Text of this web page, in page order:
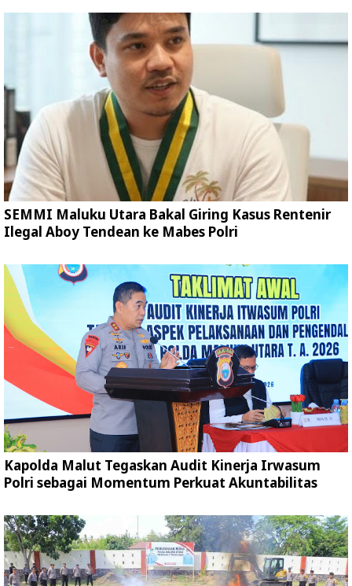
SEMMI Maluku Utara Bakal Giring Kasus Rentenir
Ilegal Aboy Tendean ke Mabes Polri
Kapolda Malut Tegaskan Audit Kinerja Irwasum
Polri sebagai Momentum Perkuat Akuntabilitas